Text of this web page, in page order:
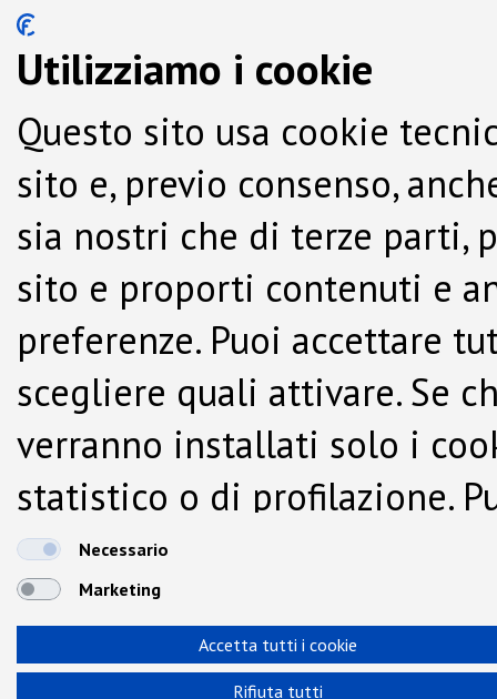
Utilizziamo i cookie
Questo sito usa cookie
sito e, previo consenso,
sia nostri che di terze parti,
sito e proporti contenuti e
preferenze. Puoi accettare
scegliere quali attivare. Se
verranno installati solo i
statistico o di profilazione.
dalla Cookie Policy.
Necessario
Marketing
Accetta tutti i cookie
Rifiuta tutti